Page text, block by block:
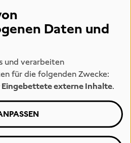
Engagement
Team
Kunstmeile
Hamburg
Daten und
und verarbeiten
für die folgenden Zwecke:
Eingebettete externe Inhalte.